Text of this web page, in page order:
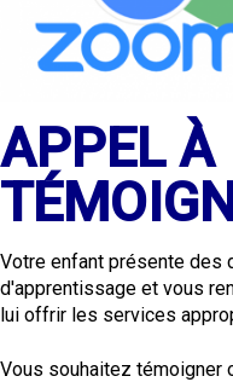
APPEL À
Votre enfant présente des
d'apprentissage et vous
lui offrir les services
Vous souhaitez témoigner